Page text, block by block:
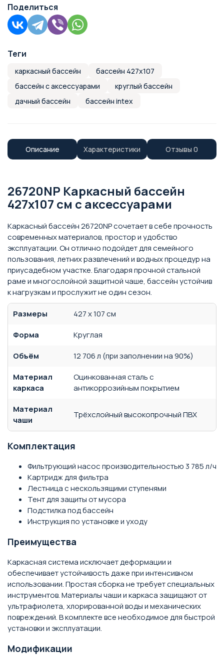
Поделиться
Теги
каркасный бассейн
бассейн 427х107
бассейн с аксессуарами
круглый бассейн
дачный бассейн
бассейн intex
Описание Характеристики Отзывы 0
26720NP Каркасный бассейн
427х107 см с аксессуарами
Каркасный бассейн 26720NP сочетает в себе прочность
современных материалов, простор и удобство
эксплуатации. Он отлично подойдет для семейного
пользования, летних развлечений и водных процедур на
приусадебном участке. Благодаря прочной стальной
раме и многослойной защитной чаше, бассейн устойчив
к нагрузкам и прослужит не один сезон.
Размеры
427 x 107 см
Форма
Круглая
Объём
12 706 л (при заполнении на 90%)
Материал
каркаса
Оцинкованная сталь с
антикоррозийным покрытием
Материал
чаши
Трёхслойный высокопрочный ПВХ
Комплектация
Фильтрующий насос производительностью 3 785 л/ч
Картридж для фильтра
Лестница с нескользящими ступенями
Тент для защиты от мусора
Подстилка под бассейн
Инструкция по установке и уходу
Преимущества
Каркасная система исключает деформации и
обеспечивает устойчивость даже при интенсивном
использовании. Простая сборка не требует специальных
инструментов. Материалы чаши и каркаса защищают от
ультрафиолета, хлорированной воды и механических
повреждений. В комплекте все необходимое для быстрой
установки и эксплуатации.
Модификации